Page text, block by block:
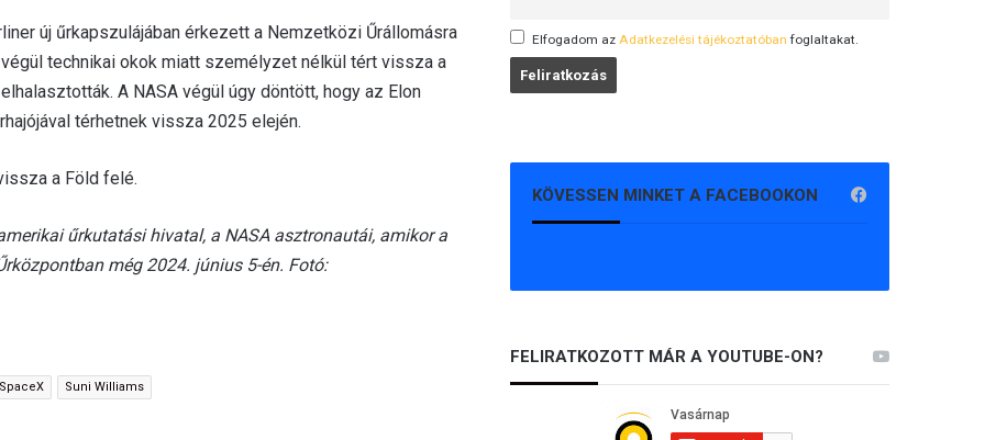
új űrkapszulájában érkezett a Nemzetközi Űrállomásra
technikai okok miatt személyzet nélkül tért vissza a
A NASA végül úgy döntött, hogy az Elon
térhetnek vissza 2025 elején.
a Föld felé.
űrkutatási hivatal, a NASA asztronautái, amikor a
még 2024. június 5-én. Fotó:
SpaceX Suni Williams
Elfogadom az Adatkezelési tájékoztatóban foglaltakat.
KÖVESSEN MINKET A FACEBOOKON
FELIRATKOZOTT MÁR A YOUTUBE-ON?